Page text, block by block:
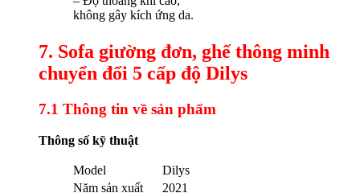
không gây kích ứng da.
7. Sofa giường đơn, ghế thông minh
chuyển đổi 5 cấp độ Dilys
7.1 Thông tin về sản phẩm
Thông số kỹ thuật
Model
Dilys
Năm sản xuất
2021